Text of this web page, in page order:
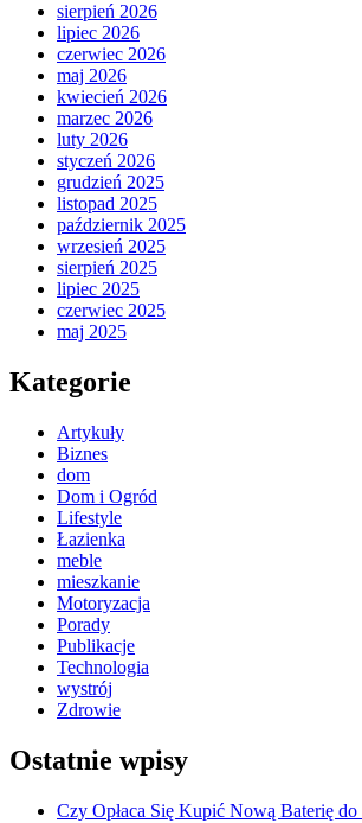
sierpień 2026
lipiec 2026
czerwiec 2026
maj 2026
kwiecień 2026
marzec 2026
luty 2026
styczeń 2026
grudzień 2025
listopad 2025
październik 2025
wrzesień 2025
sierpień 2025
lipiec 2025
czerwiec 2025
maj 2025
Kategorie
Artykuły
Biznes
dom
Dom i Ogród
Lifestyle
Łazienka
meble
mieszkanie
Motoryzacja
Porady
Publikacje
Technologia
wystrój
Zdrowie
Ostatnie wpisy
Czy Opłaca Się Kupić Nową Baterię do